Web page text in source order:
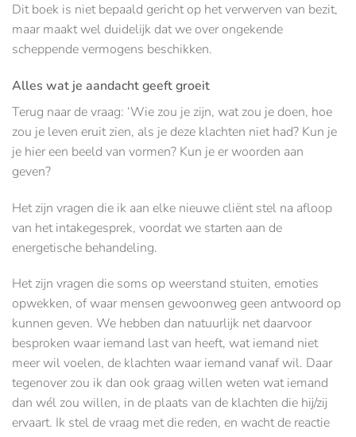
Dit boek is niet bepaald gericht op het verwerven van bezit,
maar maakt wel duidelijk dat we over ongekende
scheppende vermogens beschikken.
Alles wat je aandacht geeft groeit
Terug naar de vraag: ‘Wie zou je zijn, wat zou je doen, hoe
zou je leven eruit zien, als je deze klachten niet had? Kun je
je hier een beeld van vormen? Kun je er woorden aan
geven?
Het zijn vragen die ik aan elke nieuwe cliënt stel na afloop
van het intakegesprek, voordat we starten aan de
energetische behandeling.
Het zijn vragen die soms op weerstand stuiten, emoties
opwekken, of waar mensen gewoonweg geen antwoord op
kunnen geven. We hebben dan natuurlijk net daarvoor
besproken waar iemand last van heeft, wat iemand niet
meer wil voelen, de klachten waar iemand vanaf wil. Daar
tegenover zou ik dan ook graag willen weten wat iemand
dan wél zou willen, in de plaats van de klachten die hij/zij
ervaart. Ik stel de vraag met die reden, en wacht de reactie